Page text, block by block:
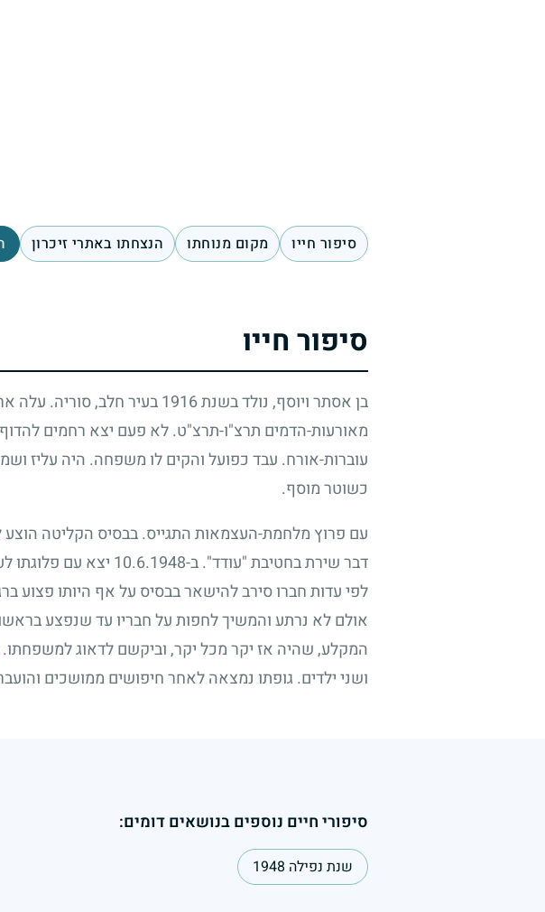
סיפור חייו מקום מנוחתו הנצחתו באתרי זיכרון
סיפור חייו
בן אסתר ויוסף, נולד בשנת 1916 בעיר חלב, סוריה. עלה ארצה בשנת
מאורעות-הדמים תרצ"ו-תרצ"ט. לא פעם יצא רחמים להדוף
עוברות-אורח. עבד כפועל והקים לו משפחה. היה עליז
כשוטר מוסף.
עם פרוץ מלחמת-העצמאות התגייס. בבסיס הקליטה הוצע
דבר שירת בחטיבת "עודד". ב-10.6.1948 יצא עם פלוגתו
לפי עדות חברו סירב להישאר בבסיס על אף היותו פצוע
אולם לא נרתע והמשיך לחפות על חבריו עד שנפצע
המקלע, שהיה אז יקר מכל יקר, וביקשם לדאוג
ושני ילדים. גופתו נמצאה לאחר חיפושים ממושכים
סיפורי חיים נוספים בנושאים דומים:
שנת נפילה 1948